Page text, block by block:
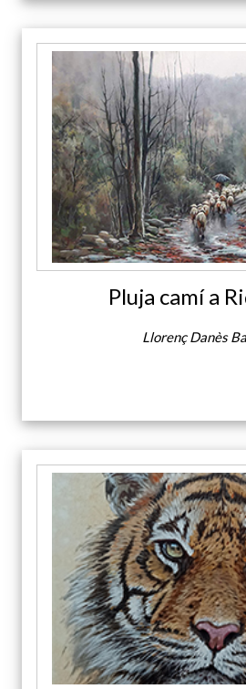
Pluja camí a
Llorenç Danès